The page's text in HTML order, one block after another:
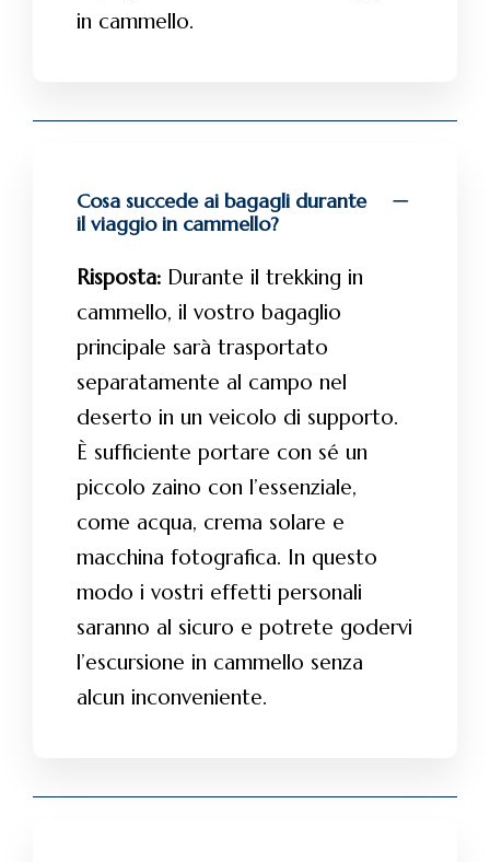
in cammello.
Cosa succede ai bagagli durante
il viaggio in cammello?
Risposta: Durante il trekking in
cammello, il vostro bagaglio
principale sarà trasportato
separatamente al campo nel
deserto in un veicolo di supporto.
È sufficiente portare con sé un
piccolo zaino con l’essenziale,
come acqua, crema solare e
macchina fotografica. In questo
modo i vostri effetti personali
saranno al sicuro e potrete godervi
l’escursione in cammello senza
alcun inconveniente.